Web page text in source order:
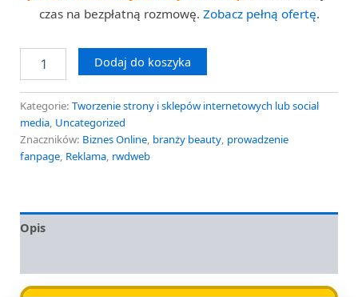
czas na bezpłatną rozmowę. Zobacz pełną ofertę.
Dodaj do koszyka
Kategorie: Tworzenie strony i sklepów internetowych lub social
media, Uncategorized
Znaczników: Biznes Online, branży beauty, prowadzenie
fanpage, Reklama, rwdweb
Opis